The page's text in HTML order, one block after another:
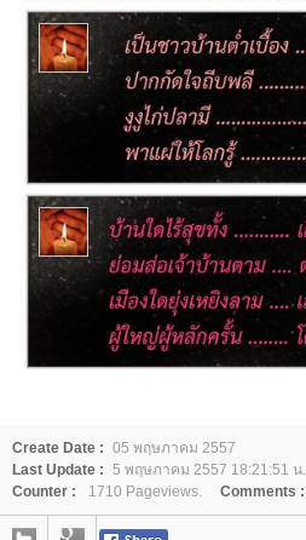
Create Date : 05 พฤษภาคม 2557
Last Update : 5 พฤษภาคม 2557 18:21:51 น.
Counter :
1710 Pageviews. Comments :